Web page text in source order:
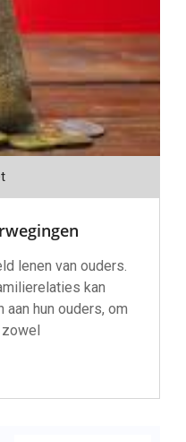
lenen van ouders.
kan
hun ouders, om